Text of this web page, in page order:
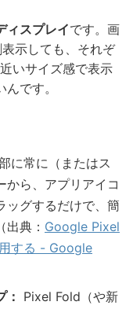
ィスプレイです。画
示しても、それぞ
いサイズ感で表示
です。
に常に（またはス
から、アプリアイコ
ッグするだけで、簡
典： Google Pixel
する - Google
： Pixel Fold（や新